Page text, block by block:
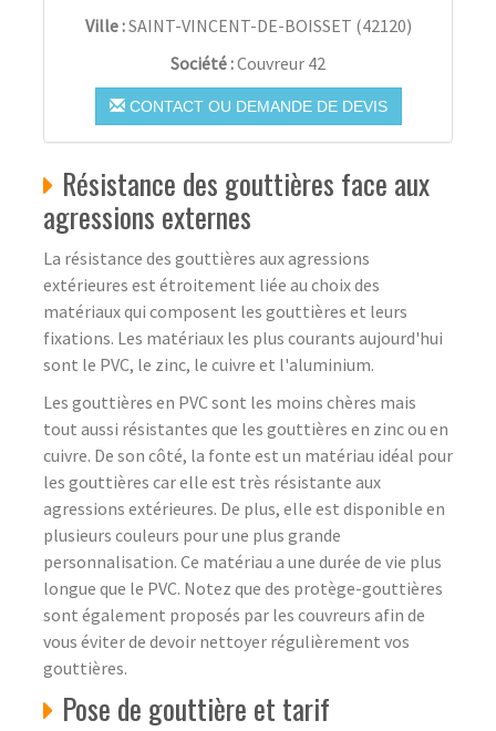
Ville :SAINT-VINCENT-DE-BOISSET (42120)
Société :Couvreur 42
CONTACT OU DEMANDE DE DEVIS
Résistance des gouttières face aux
agressions externes
La résistance des gouttières aux agressions
extérieures est étroitement liée au choix des
matériaux qui composent les gouttières et leurs
fixations. Les matériaux les plus courants aujourd'hui
sont le PVC, le zinc, le cuivre et l'aluminium.
Les gouttières en PVC sont les moins chères mais
tout aussi résistantes que les gouttières en zinc ou en
cuivre. De son côté, la fonte est un matériau idéal pour
les gouttières car elle est très résistante aux
agressions extérieures. De plus, elle est disponible en
plusieurs couleurs pour une plus grande
personnalisation. Ce matériau a une durée de vie plus
longue que le PVC. Notez que des protège-gouttières
sont également proposés par les couvreurs afin de
vous éviter de devoir nettoyer régulièrement vos
gouttières.
Pose de gouttière et tarif